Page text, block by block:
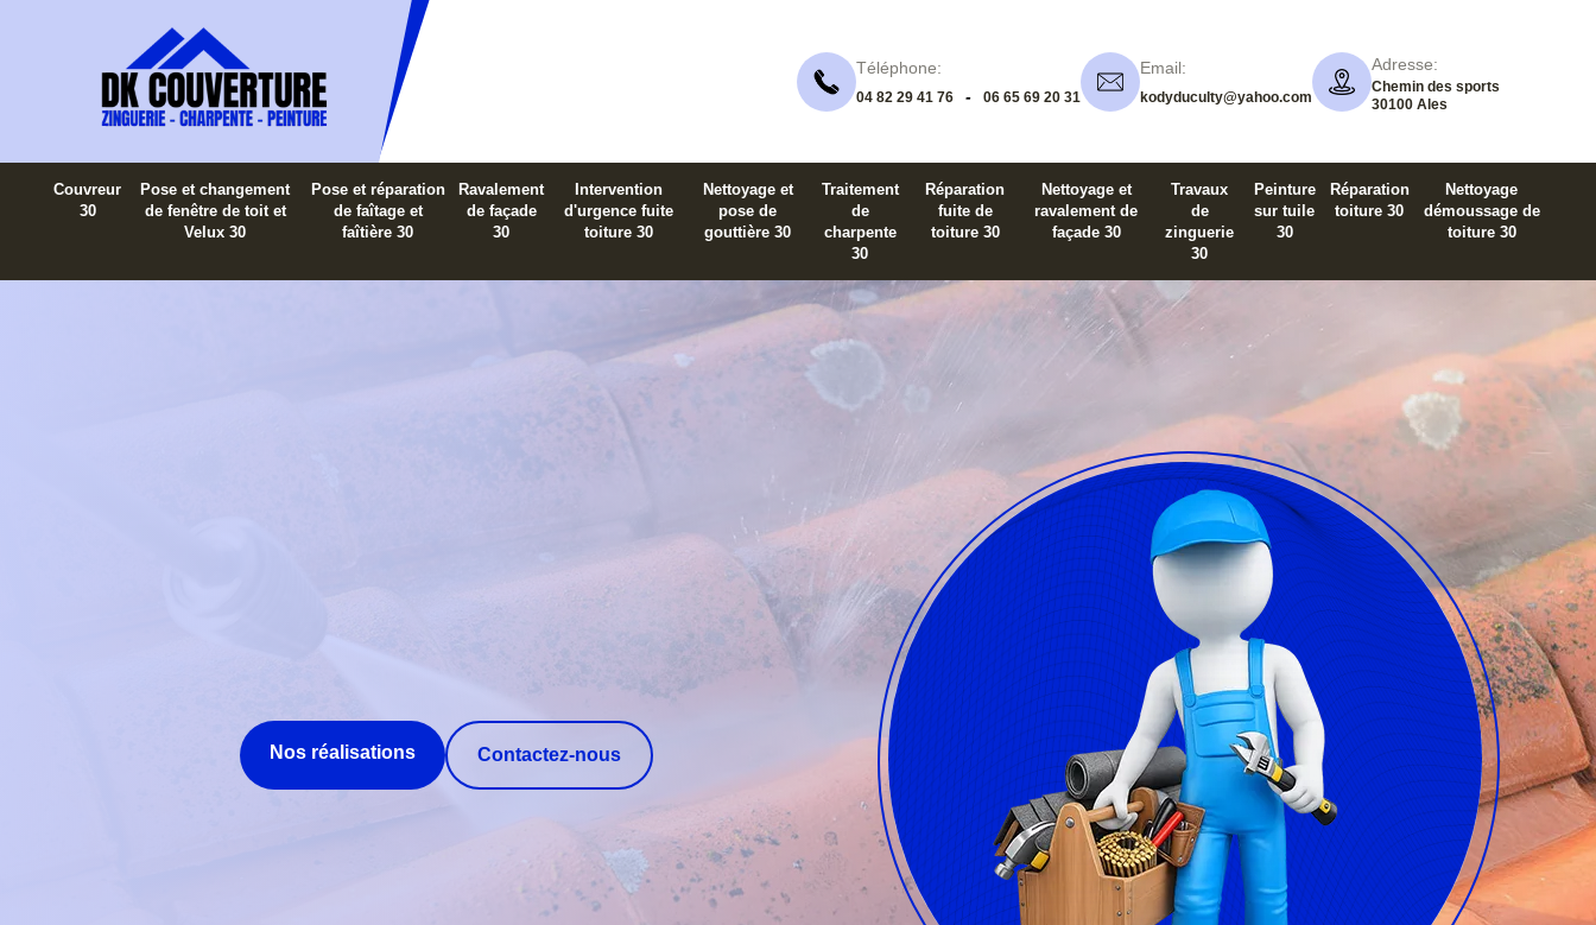
Téléphone:
04 82 29 41 76 - 06 65 69 20 31
Email:
kodyduculty@yahoo.com
Adresse:
Chemin des sports
30100 Ales
Couvreur
30
Pose et changement
de fenêtre de toit et
Velux 30
Pose et réparation
de faîtage et
faîtière 30
Ravalement
de façade
30
Intervention
d'urgence fuite
toiture 30
Nettoyage et
pose de
gouttière 30
Traitement
de
charpente
30
Réparation
fuite de
toiture 30
Nettoyage et
ravalement de
façade 30
Travaux
de
zinguerie
30
Peinture
sur tuile
30
Réparation
toiture 30
Nettoyage
démoussage de
toiture 30
Nos réalisations Contactez-nous